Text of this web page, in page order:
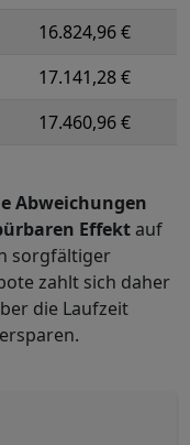
16.824,96 €
17.141,28 €
17.460,96 €
Abweichungen
Effektauf
sorgfältiger
zahlt sich daher
die Laufzeit